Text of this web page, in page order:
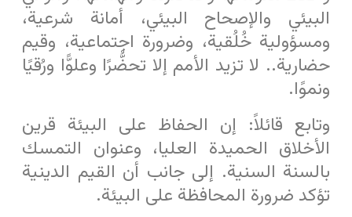
البيئي والإصحاح البيئي، أمانة شرعية،
ومسؤولية خُلُقية، وضرورة اجتماعية، وقيم
حضارية.. لا تزيد الأمم إلا تحضُّرًا وعلوًّا ورُقيًا
ونموًا.
وتابع قائلاً: إن الحفاظ على البيئة قرين
الأخلاق الحميدة العليا، وعنوان التمسك
بالسنة السنية. إلى جانب أن القيم الدينية
تؤكد ضرورة المحافظة على البيئة.